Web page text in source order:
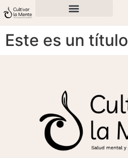
Este es un título